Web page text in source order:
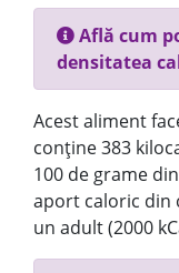
Află cum
densitatea
Acest aliment
conține 383
100 de grame
aport caloric din
un adult (2000